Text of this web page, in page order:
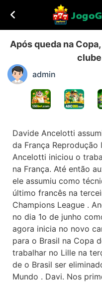
Após queda na
admin
Davide Ancelotti
da França
Ancelotti iniciou o
na França. Até então
ele assumiu como
último francês na
Champions League .
no dia 1o de junho
agora inicia no novo
para o Brasil na Copa
trabalhar no Lille na
de o Brasil ser
Mundo . Davi. Nos